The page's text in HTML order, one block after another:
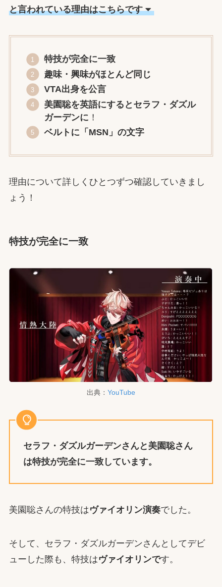
と言われている理由はこちらです
特技が完全に一致
趣味・興味がほとんど同じ
VTA出身を公言
美園聡を英語にするとセラフ・ダズル
ガーデンに ！
ベルトに「MSN」の文字
理由について詳しくひとつずつ確認していきまし
ょう！
特技が完全に一致
出典： YouTube
セラフ・ダズルガーデンさんと 美園聡さん
は特技が完全に一致しています。
美園聡さんの特技はヴァイオリン演奏でした。
そして、セラフ・ダズルガーデンさんとしてデビ
ューした際も、特技はヴァイオリンです。